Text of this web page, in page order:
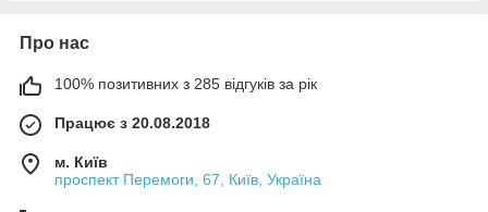
Про нас
100% позитивних з 285 відгуків за рік
Працює з 20.08.2018
м. Київ
проспект Перемоги, 67, Київ, Україна